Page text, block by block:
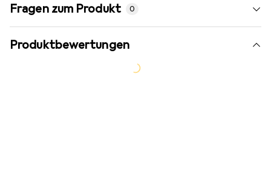
Fragen zum Produkt 0
Produktbewertungen